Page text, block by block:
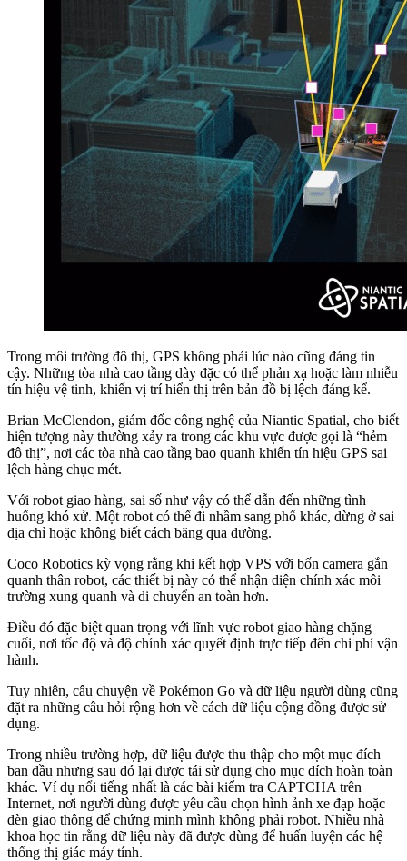
Trong môi trường đô thị, GPS không phải lúc nào cũng đáng tin
cậy. Những tòa nhà cao tầng dày đặc có thể phản xạ hoặc làm nhiễu
tín hiệu vệ tinh, khiến vị trí hiển thị trên bản đồ bị lệch đáng kể.
Brian McClendon, giám đốc công nghệ của Niantic Spatial, cho biết
hiện tượng này thường xảy ra trong các khu vực được gọi là “hẻm
đô thị”, nơi các tòa nhà cao tầng bao quanh khiến tín hiệu GPS sai
lệch hàng chục mét.
Với robot giao hàng, sai số như vậy có thể dẫn đến những tình
huống khó xử. Một robot có thể đi nhầm sang phố khác, dừng ở sai
địa chỉ hoặc không biết cách băng qua đường.
Coco Robotics kỳ vọng rằng khi kết hợp VPS với bốn camera gắn
quanh thân robot, các thiết bị này có thể nhận diện chính xác môi
trường xung quanh và di chuyển an toàn hơn.
Điều đó đặc biệt quan trọng với lĩnh vực robot giao hàng chặng
cuối, nơi tốc độ và độ chính xác quyết định trực tiếp đến chi phí vận
hành.
Tuy nhiên, câu chuyện về Pokémon Go và dữ liệu người dùng cũng
đặt ra những câu hỏi rộng hơn về cách dữ liệu cộng đồng được sử
dụng.
Trong nhiều trường hợp, dữ liệu được thu thập cho một mục đích
ban đầu nhưng sau đó lại được tái sử dụng cho mục đích hoàn toàn
khác. Ví dụ nổi tiếng nhất là các bài kiểm tra CAPTCHA trên
Internet, nơi người dùng được yêu cầu chọn hình ảnh xe đạp hoặc
đèn giao thông để chứng minh mình không phải robot. Nhiều nhà
khoa học tin rằng dữ liệu này đã được dùng để huấn luyện các hệ
thống thị giác máy tính.